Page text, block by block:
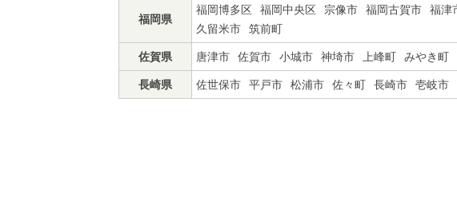
福岡県
福岡博多区 福岡中央区 宗像市 福岡古賀市 福津
久留米市
筑前町
佐賀県 唐津市 佐賀市 小城市 神埼市 上峰町 みやき町
長崎県 佐世保市 平戸市 松浦市 佐々町 長崎市 壱岐市